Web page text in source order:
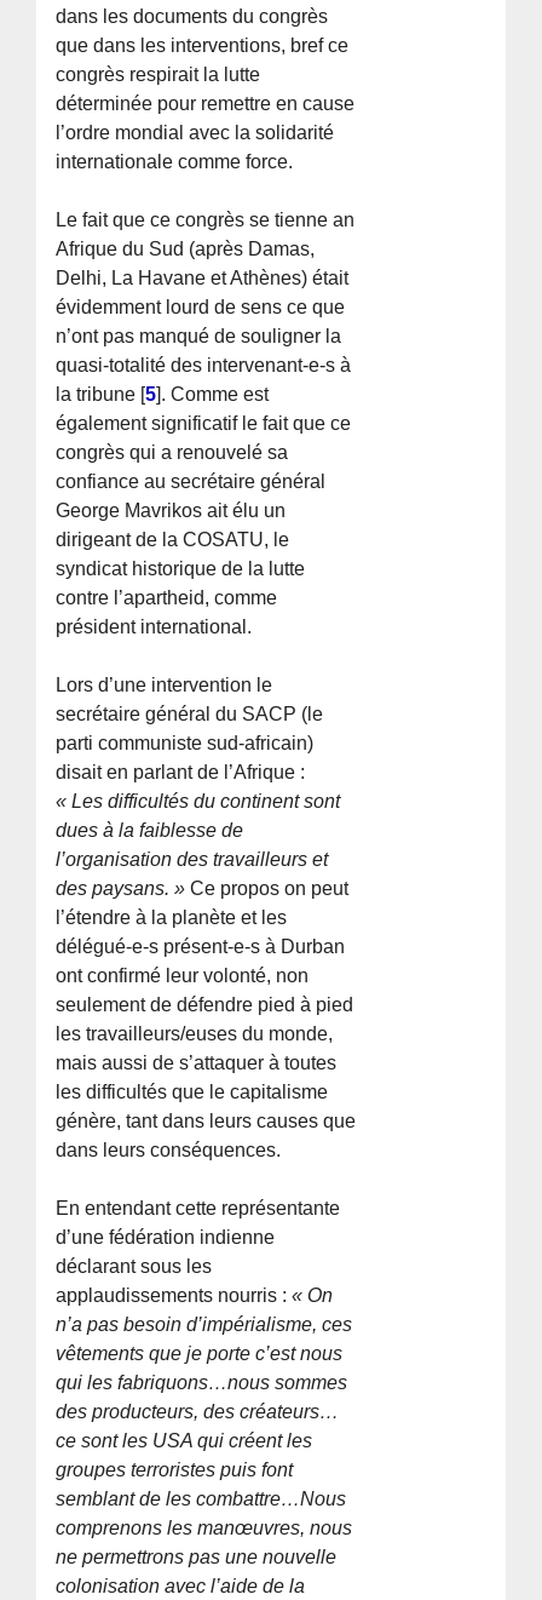
dans les documents du congrès
que dans les interventions, bref ce
congrès respirait la lutte
déterminée pour remettre en cause
l’ordre mondial avec la solidarité
internationale comme force.
Le fait que ce congrès se tienne an
Afrique du Sud (après Damas,
Delhi, La Havane et Athènes) était
évidemment lourd de sens ce que
n’ont pas manqué de souligner la
quasi-totalité des intervenant-e-s à
la tribune [5]. Comme est
également significatif le fait que ce
congrès qui a renouvelé sa
confiance au secrétaire général
George Mavrikos ait élu un
dirigeant de la COSATU, le
syndicat historique de la lutte
contre l’apartheid, comme
président international.
Lors d’une intervention le
secrétaire général du SACP (le
parti communiste sud-africain)
disait en parlant de l’Afrique :
« Les difficultés du continent sont
dues à la faiblesse de
l’organisation des travailleurs et
des paysans. » Ce propos on peut
l’étendre à la planète et les
délégué-e-s présent-e-s à Durban
ont confirmé leur volonté, non
seulement de défendre pied à pied
les travailleurs/euses du monde,
mais aussi de s’attaquer à toutes
les difficultés que le capitalisme
génère, tant dans leurs causes que
dans leurs conséquences.
En entendant cette représentante
d’une fédération indienne
déclarant sous les
applaudissements nourris :« On
n’a pas besoin d’impérialisme, ces
vêtements que je porte c’est nous
qui les fabriquons…nous sommes
des producteurs, des créateurs…
ce sont les USA qui créent les
groupes terroristes puis font
semblant de les combattre…Nous
comprenons les manœuvres, nous
ne permettrons pas une nouvelle
colonisation avec l’aide de la